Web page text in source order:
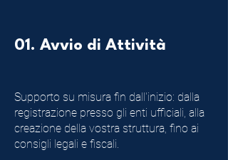
01. Avvio di Attività
Supporto su misura fin dall'inizio: dalla
registrazione presso gli enti ufficiali, alla
creazione della vostra struttura, fino ai
consigli legali e fiscali.